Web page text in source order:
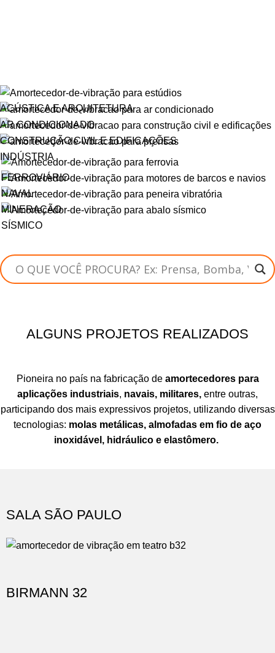
ACÚSTICA E ARQUITETURA
AR CONDICIONADO
CONSTRUÇÃO CIVIL E EDIFICAÇÕES
INDÚSTRIA
FERROVIÁRIO
NAVAL
MINERAÇÃO
SÍSMICO
ALGUNS PROJETOS REALIZADOS
Pioneira no país na fabricação de amortecedores para
aplicações industriais, navais, militares, entre outras,
participando dos mais expressivos projetos, utilizando diversas
tecnologias: molas metálicas, almofadas em fio de aço
inoxidável, hidráulico e elastômero.
SALA SÃO PAULO
BIRMANN 32